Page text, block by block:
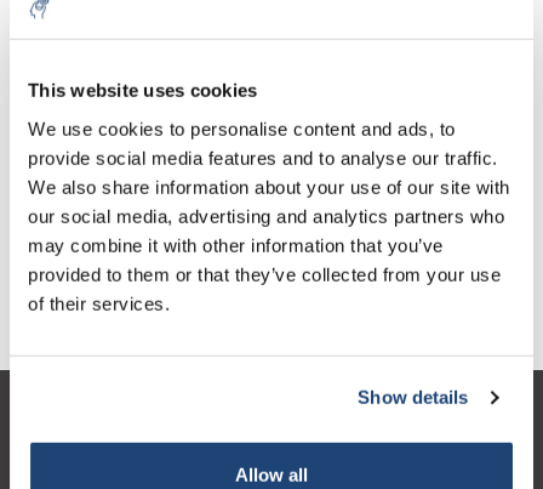
This website uses cookies
We use cookies to personalise content and ads, to
provide social media features and to analyse our traffic.
We also share information about your use of our site with
our social media, advertising and analytics partners who
may combine it with other information that you’ve
provided to them or that they’ve collected from your use
of their services.
Show details
Allow all
1-Decanol is een vetalcohol met rechte keten met tien
kleurloze tot lichtgele stroperige vloeistof die onoplosbaar is in
water en een aromatische geur heeft. De grensvlakspanning
tegen water bij 20 ° C is 8,97 mN /m.
Decanol wordt gebruikt bij de vervaardiging van weekmakers,
smeermiddelen, oppervlakteactieve stoffen en oplosmiddelen.
Het vermogen om de huid te doordringen heeft ertoe geleid dat
het werd onderzocht als een penetratieversterker voor
transdermale medicijnafgifte.